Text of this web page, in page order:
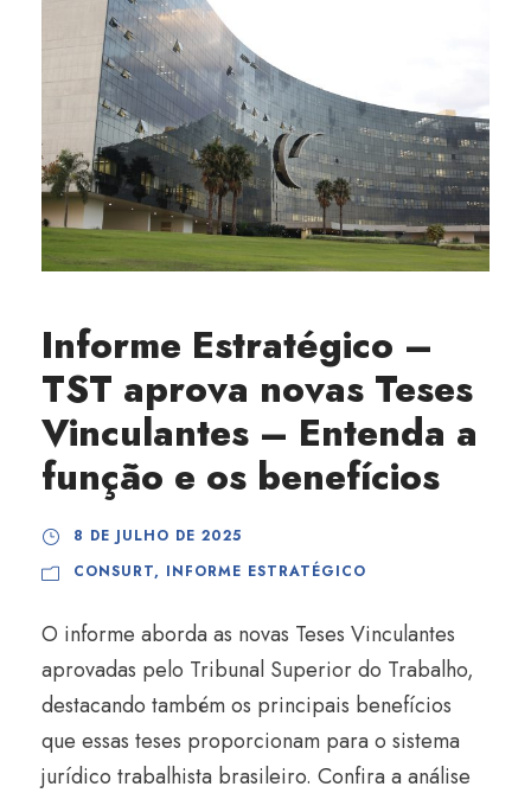
Informe Estratégico –
TST aprova novas Teses
Vinculantes – Entenda a
função e os benefícios
8 DE JULHO DE 2025
CONSURT, INFORME ESTRATÉGICO
O informe aborda as novas Teses Vinculantes
aprovadas pelo Tribunal Superior do Trabalho,
destacando também os principais benefícios
que essas teses proporcionam para o sistema
jurídico trabalhista brasileiro. Confira a análise